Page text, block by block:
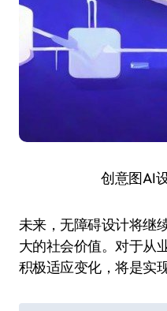
创意图AI
未来，无障碍设计将继
大的社会价值。对于从
积极适应变化，将是实